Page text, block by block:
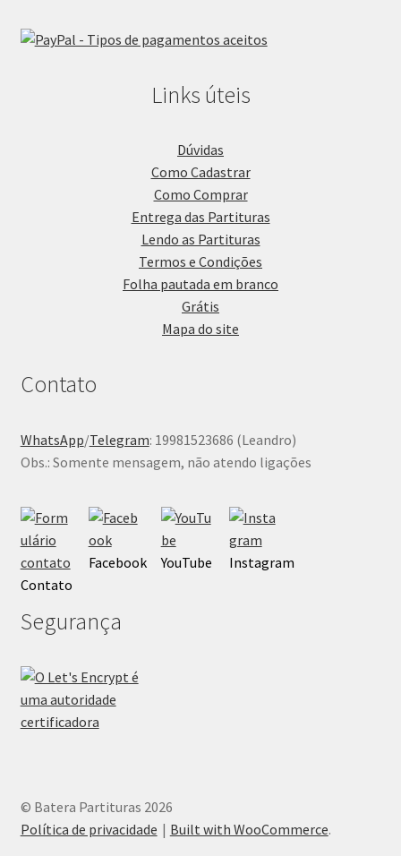
Links úteis
Dúvidas
Como Cadastrar
Como Comprar
Entrega das Partituras
Lendo as Partituras
Termos e Condições
Folha pautada em branco
Grátis
Mapa do site
Contato
WhatsApp/Telegram: 19981523686 (Leandro)
Obs.: Somente mensagem, não atendo ligações
Contato
Facebook YouTube Instagram
Segurança
© Batera Partituras 2026
Política de privacidade
Built with WooCommerce.